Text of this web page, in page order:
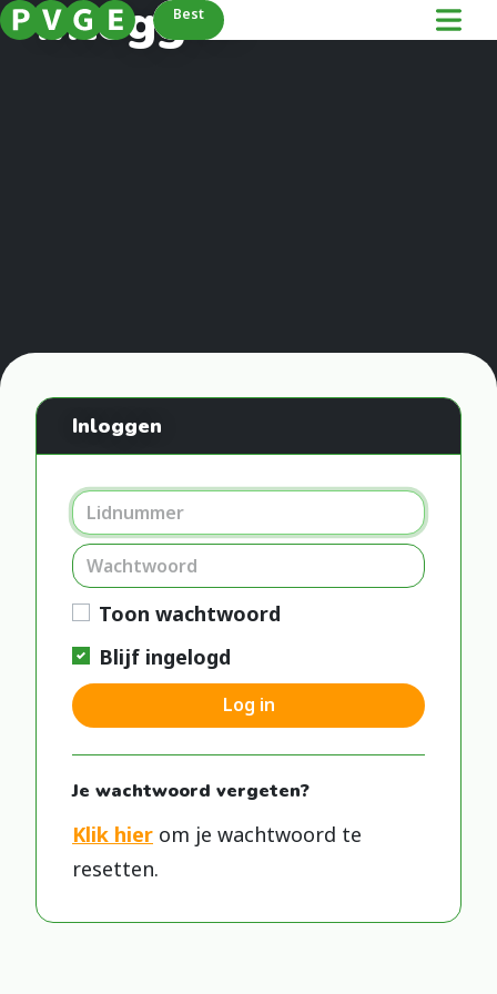
Best
Inloggen
Inloggen
Toon wachtwoord
Blijf ingelogd
Log in
Je wachtwoord vergeten?
Klik hier om je wachtwoord te
resetten.